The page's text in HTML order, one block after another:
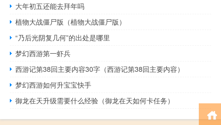
大年初五还能去拜年吗
植物大战僵尸版（植物大战僵尸版）
“乃后光阴复几何”的出处是哪里
梦幻西游第一虾兵
西游记第38回主要内容30字（西游记第38回主要内容）
梦幻西游如何升宝宝快手
御龙在天升级需要什么经验（御龙在天如何卡任务）